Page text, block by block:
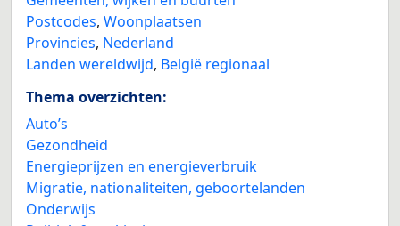
Postcodes, Woonplaatsen
Provincies, Nederland
Landen wereldwijd, België regionaal
Thema overzichten:
Auto’s
Gezondheid
Energieprijzen en energieverbruik
Migratie, nationaliteiten, geboortelanden
Onderwijs